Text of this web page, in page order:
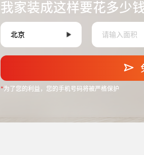
我家装成这样要花多少
*为了您的利益，您的手机号码将被严格保护